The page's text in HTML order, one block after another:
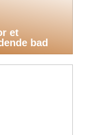
et
bad